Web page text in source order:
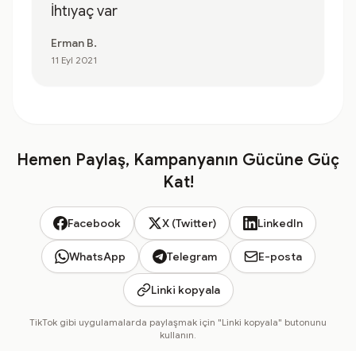
İhtıyaç var
Erman B.
11 Eyl 2021
Hemen Paylaş, Kampanyanın Gücüne Güç
Kat!
Facebook X (Twitter) LinkedIn
WhatsApp Telegram E-posta
Linki kopyala
TikTok gibi uygulamalarda paylaşmak için "Linki kopyala" butonunu
kullanın.